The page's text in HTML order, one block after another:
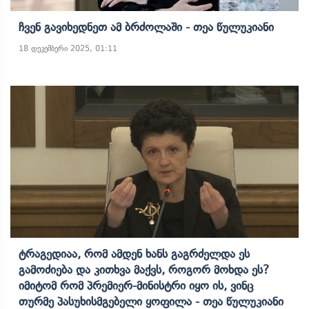
Ჩვენ Გავიხედნეთ Ამ Ბრძოლაში - Თეა Წულუკიანი
18 დეკემბერი 2025, 01:11
Ტრაგედიაა, Რომ Ამდენ Ხანს Გაგრძელდა Ეს
Გამოძიება Და Კითხვა Მაქვს, Როგორ Მოხდა Ეს?
Იმიტომ Რომ Პრემიერ-Მინისტრი Იყო Ის, Ვინც
Თურმე Პასუხისმგებელი Ყოფილა - Თეა Წულუკიანი